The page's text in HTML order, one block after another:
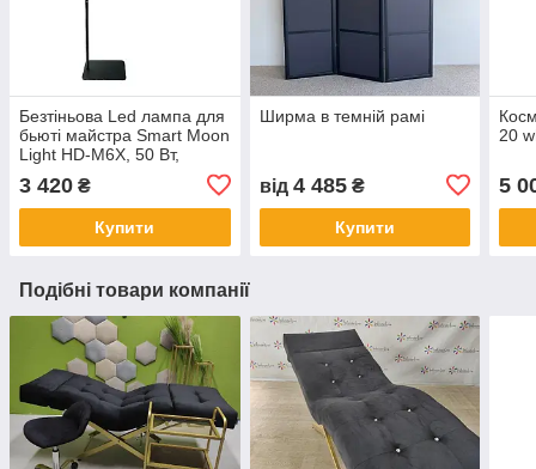
Безтіньова Led лампа для
бьюті майстра Smart Moon
Light HD-M6X, 50 Вт,
3 420 ₴
Купити
Ширма в темній рамі
від 4 485₴
Купити
20
5
Подібні товари компанії